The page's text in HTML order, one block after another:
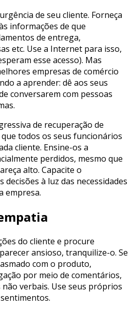
de seu cliente. Forneça
informações de que
de entrega,
etc. Use a Internet para isso,
esse acesso). Mas
empresas de comércio
a aprender: dê aos seus
conversarem com pessoas
de recuperação de
todos os seus funcionários
cliente. Ensine-os a
perdidos, mesmo que
alto. Capacite o
à luz das necessidades
empresa.
do cliente e procure
ansioso, tranquilize-o. Se
com o produto,
por meio de comentários,
verbais. Use seus próprios